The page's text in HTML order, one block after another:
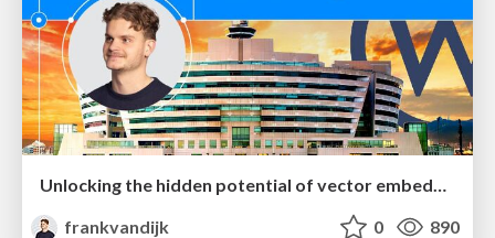
frankvandijk
0 890